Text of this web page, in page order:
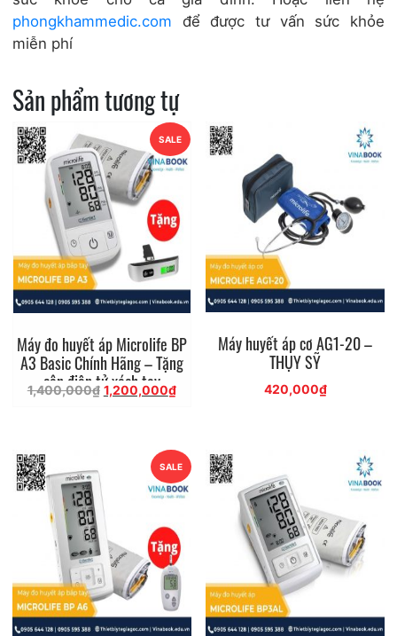
phongkhammedic.com để được tư vấn sức khỏe
miễn phí
Sản phẩm tương tự
SALE
Máy đo huyết áp Microlife BP
A3 Basic Chính Hãng – Tặng
cân điện tử xách tay
1,400,000₫ Giá
1,200,000₫Giá
1,200,000₫.
Máy huyết áp cơ AG1-20 –
THỤY SỸ
420,000₫
SALE